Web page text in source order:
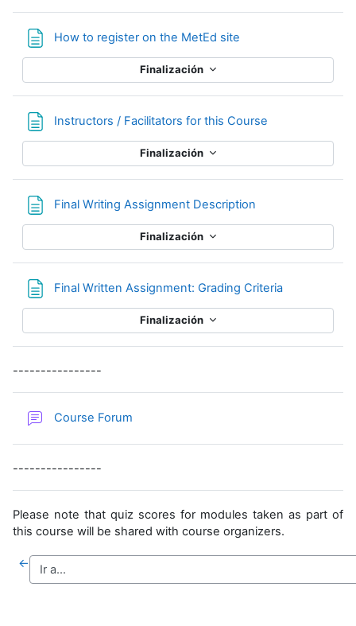
How to register on the MetEd site
Finalización
Instructors / Facilitators for this Course
Finalización
Final Writing Assignment Description
Finalización
Final Written Assignment: Grading CriteriaPágina
Finalización
----------------
Course Forum
----------------
Please note that quiz scores for modules taken as part of
this course will be shared with course organizers.
←